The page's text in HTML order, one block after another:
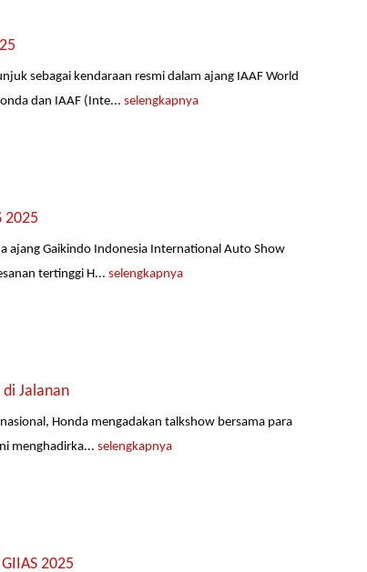
sebagai kendaraan resmi dalam ajang IAAF World
dan IAAF (Inte... selengkapnya
2025
ajang Gaikindo Indonesia International Auto Show
tertinggi H... selengkapnya
Jalanan
Honda mengadakan talkshow bersama para
menghadirka... selengkapnya
2025